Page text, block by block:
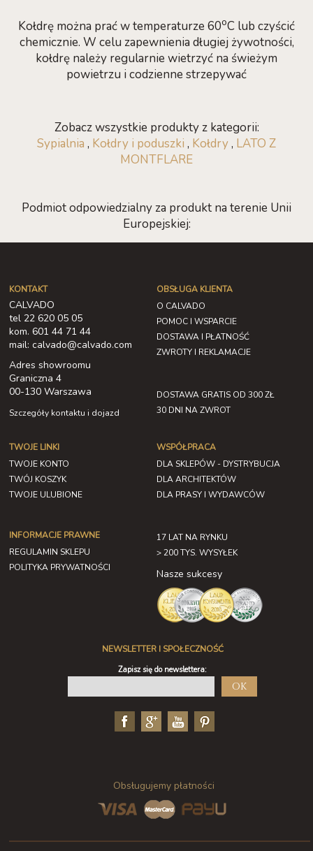
Kołdrę można prać w temperaturze 60oC lub czyścić
chemicznie. W celu zapewnienia długiej żywotności,
kołdrę należy regularnie wietrzyć na świeżym
powietrzu i codzienne strzepywać
Zobacz wszystkie produkty z kategorii:
Sypialnia , Kołdry i poduszki , Kołdry, LATO Z
MONTFLARE
Podmiot odpowiedzialny za produkt na terenie Unii
Europejskiej:
KONTAKT
CALVADO
tel 22 620 05 05
kom. 601 44 71 44
mail: calvado@calvado.com
Adres showroomu
Graniczna 4
00-130 Warszawa
Szczegóły kontaktu i dojazd
OBSŁUGA KLIENTA
O CALVADO
POMOC I WSPARCIE
DOSTAWA I PŁATNOŚĆ
ZWROTY I REKLAMACJE
DOSTAWA GRATIS OD 300 ZŁ
30 DNI NA ZWROT
TWOJE LINKI
TWOJE KONTO
TWÓJ KOSZYK
TWOJE ULUBIONE
INFORMACJE PRAWNE
REGULAMIN SKLEPU
POLITYKA PRYWATNOŚCI
WSPÓŁPRACA
DLA SKLEPÓW - DYSTRYBUCJA
DLA ARCHITEKTÓW
DLA PRASY I WYDAWCÓW
17 LAT NA RYNKU
> 200 TYS. WYSYŁEK
Nasze sukcesy
NEWSLETTER I SPOŁECZNOŚĆ
Zapisz się do newslettera:
OK
Obsługujemy płatności